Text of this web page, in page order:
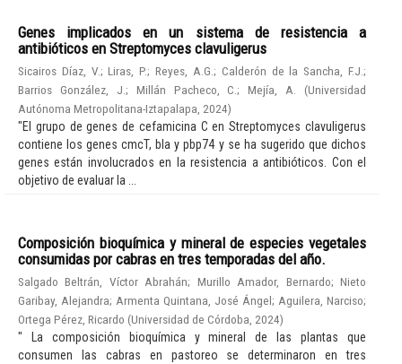
Genes implicados en un sistema de resistencia a
antibióticos en Streptomyces clavuligerus
Sicairos Díaz, V.;Liras, P.;Reyes, A.G. ; Calderón de la Sancha, F.J.;
Barrios González, J. ; Millán Pacheco, C.;Mejía, A. (Universidad
Autónoma Metropolitana-Iztapalapa 2024)
"El grupo de genes de cefamicina C en Streptomyces clavuligerus
contiene los genes cmcT, bla y pbp74 y se ha sugerido que dichos
genes están involucrados en la resistencia a antibióticos. Con el
objetivo de evaluar la ...
Composición bioquímica y mineral de especies vegetales
consumidas por cabras en tres temporadas del año.
Salgado Beltrán, Víctor Abrahán; Murillo Amador, Bernardo;Nieto
Garibay, Alejandra; Armenta Quintana, José Ángel; Aguilera, Narciso;
Ortega Pérez, Ricardo (Universidad de Córdoba 2024)
" La composición bioquímica y mineral de las plantas que
consumen las cabras en pastoreo se determinaron en tres